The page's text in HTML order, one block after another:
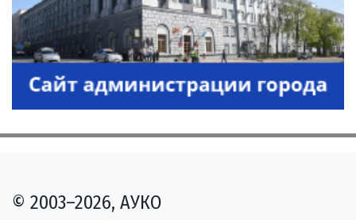
© 2003–2026, АУКО